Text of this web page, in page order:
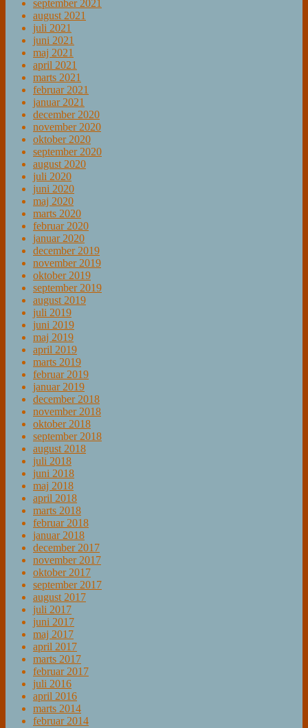
september 2021
august 2021
juli 2021
juni 2021
maj 2021
april 2021
marts 2021
februar 2021
januar 2021
december 2020
november 2020
oktober 2020
september 2020
august 2020
juli 2020
juni 2020
maj 2020
marts 2020
februar 2020
januar 2020
december 2019
november 2019
oktober 2019
september 2019
august 2019
juli 2019
juni 2019
maj 2019
april 2019
marts 2019
februar 2019
januar 2019
december 2018
november 2018
oktober 2018
september 2018
august 2018
juli 2018
juni 2018
maj 2018
april 2018
marts 2018
februar 2018
januar 2018
december 2017
november 2017
oktober 2017
september 2017
august 2017
juli 2017
juni 2017
maj 2017
april 2017
marts 2017
februar 2017
juli 2016
april 2016
marts 2014
februar 2014